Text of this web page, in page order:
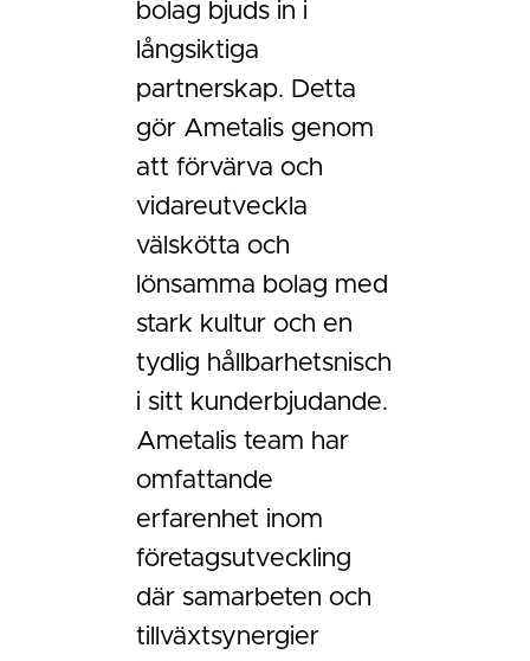
bolag bjuds in i
långsiktiga
partnerskap. Detta
gör Ametalis genom
att förvärva och
vidareutveckla
välskötta och
lönsamma bolag med
stark kultur och en
tydlig hållbarhetsnisch
i sitt kunderbjudande.
Ametalis team har
omfattande
erfarenhet inom
företagsutveckling
där samarbeten och
tillväxtsynergier